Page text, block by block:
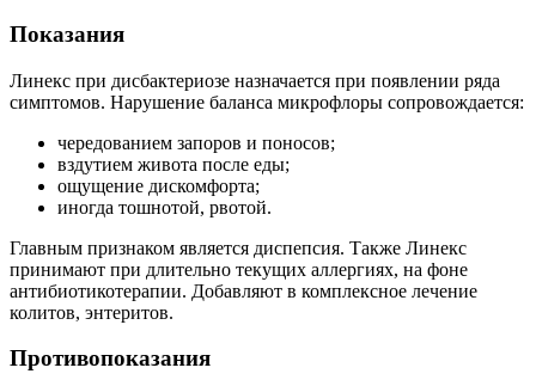
Показания
Линекс при дисбактериозе назначается при появлении ряда
симптомов. Нарушение баланса микрофлоры сопровождается:
чередованием запоров и поносов;
вздутием живота после еды;
ощущение дискомфорта;
иногда тошнотой, рвотой.
Главным признаком является диспепсия. Также Линекс
принимают при длительно текущих аллергиях, на фоне
антибиотикотерапии. Добавляют в комплексное лечение
колитов, энтеритов.
Противопоказания